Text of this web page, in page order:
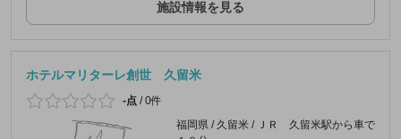
施設情報を見る
ホテルマリターレ創世 久留米
-点 /0件
福岡県 / 久留米 / ＪＲ 久留米駅から車で